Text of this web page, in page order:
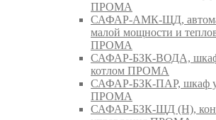
ПРОМА
САФАР-АМК-ЩД,
малой мощности и
ПРОМА
САФАР-БЗК-ВОДА, шкаф
котлом ПРОМА
САФАР-БЗК-ПАР, шкаф
ПРОМА
САФАР-БЗК-ЩД (Н),